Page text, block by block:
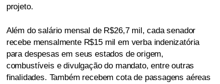
projeto.
Além do salário mensal de R$26,7 mil, cada senador
recebe mensalmente R$15 mil em verba indenizatória
para despesas em seus estados de origem,
combustíveis e divulgação do mandato, entre outras
finalidades. Também recebem cota de passagens aéreas